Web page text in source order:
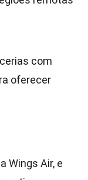
com
oferecer
Wings Air, e